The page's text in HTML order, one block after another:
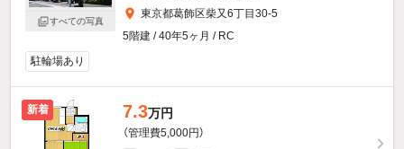
すべての写真
東京都葛飾区柴又6丁目30-5
5階建 / 40年5ヶ月 / RC
駐輪場あり
新着 7.3万円
（管理費5,000円）